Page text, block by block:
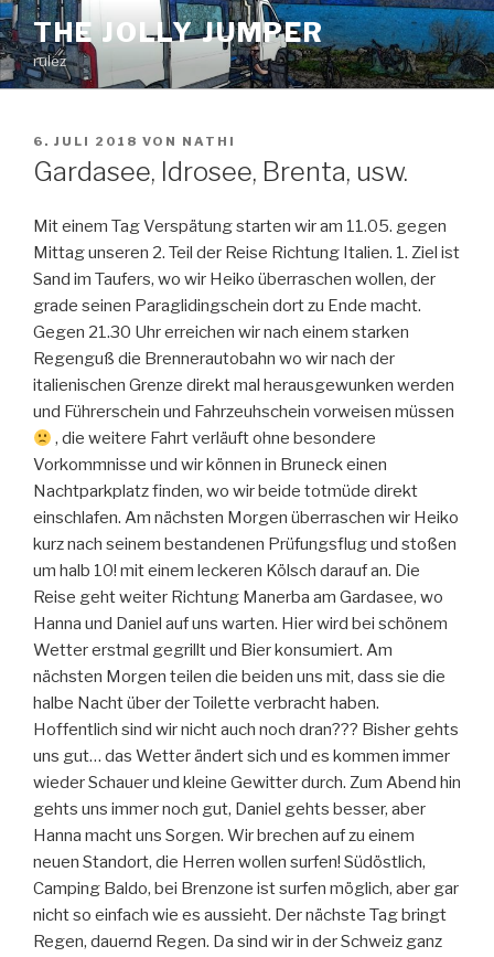
Zum
Inhalt
springen
THE JOLLY JUMPER
rulez
VERÖFFENTLICHT
AM
6. JULI 2018 VON NATHI
Gardasee, Idrosee, Brenta, usw.
Mit einem Tag Verspätung starten wir am 11.05. gegen
Mittag unseren 2. Teil der Reise Richtung Italien. 1. Ziel ist
Sand im Taufers, wo wir Heiko überraschen wollen, der
grade seinen Paraglidingschein dort zu Ende macht.
Gegen 21.30 Uhr erreichen wir nach einem starken
Regenguß die Brennerautobahn wo wir nach der
italienischen Grenze direkt mal herausgewunken werden
und Führerschein und Fahrzeuhschein vorweisen müssen
, die weitere Fahrt verläuft ohne besondere
Vorkommnisse und wir können in Bruneck einen
Nachtparkplatz finden, wo wir beide totmüde direkt
einschlafen. Am nächsten Morgen überraschen wir Heiko
kurz nach seinem bestandenen Prüfungsflug und stoßen
um halb 10! mit einem leckeren Kölsch darauf an. Die
Reise geht weiter Richtung Manerba am Gardasee, wo
Hanna und Daniel auf uns warten. Hier wird bei schönem
Wetter erstmal gegrillt und Bier konsumiert. Am
nächsten Morgen teilen die beiden uns mit, dass sie die
halbe Nacht über der Toilette verbracht haben.
Hoffentlich sind wir nicht auch noch dran??? Bisher gehts
uns gut… das Wetter ändert sich und es kommen immer
wieder Schauer und kleine Gewitter durch. Zum Abend hin
gehts uns immer noch gut, Daniel gehts besser, aber
Hanna macht uns Sorgen. Wir brechen auf zu einem
neuen Standort, die Herren wollen surfen! Südöstlich,
Camping Baldo, bei Brenzone ist surfen möglich, aber gar
nicht so einfach wie es aussieht. Der nächste Tag bringt
Regen, dauernd Regen. Da sind wir in der Schweiz ganz